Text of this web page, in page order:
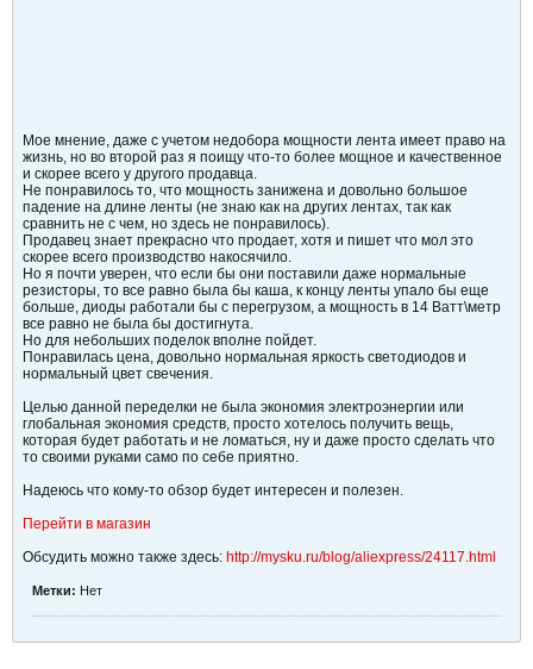
Мое мнение, даже с учетом недобора мощности лента имеет право на
жизнь, но во второй раз я поищу что-то более мощное и качественное
и скорее всего у другого продавца.
Не понравилось то, что мощность занижена и довольно большое
падение на длине ленты (не знаю как на других лентах, так как
сравнить не с чем, но здесь не понравилось).
Продавец знает прекрасно что продает, хотя и пишет что мол это
скорее всего производство накосячило.
Но я почти уверен, что если бы они поставили даже нормальные
резисторы, то все равно была бы каша, к концу ленты упало бы еще
больше, диоды работали бы с перегрузом, а мощность в 14 Ватт\метр
все равно не была бы достигнута.
Но для небольших поделок вполне пойдет.
Понравилась цена, довольно нормальная яркость светодиодов и
нормальный цвет свечения.
Целью данной переделки не была экономия электроэнергии или
глобальная экономия средств, просто хотелось получить вещь,
которая будет работать и не ломаться, ну и даже просто сделать что
то своими руками само по себе приятно.
Надеюсь что кому-то обзор будет интересен и полезен.
Перейти в магазин
Обсудить можно также здесь: http://mysku.ru/blog/aliexpress/24117.html
Метки: Нет